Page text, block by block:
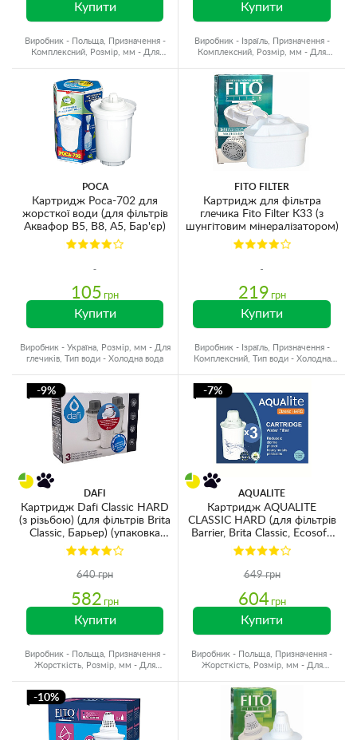
Купити
Виробник - Польща, Призначення -
Комплексний, Розмір, мм - Для
Купити
Виробник - Ізраїль, Призначення -
Комплексний, Розмір, мм - Для
РОСА
Картридж Роса-702 для
жорсткої води (для фільтрів
Аквафор В5, В8, А5, Бар'єр)
105 грн
Купити
Виробник - Україна, Розмір, мм - Для
глечиків, Тип води - Холодна вода
FITO FILTER
Картридж для фільтра
глечика Fito Filter К33 (з
шунгітовим мінералізатором)
219 грн
Купити
Виробник - Ізраїль, Призначення -
Комплексний, Тип води - Холодна
-9%
DAFI
Картридж Dafi Classic HARD
(з різьбою) (для фільтрів Brita
Classic, Барьер) (упаковка
3шт)
640 грн
582 грн
Купити
Виробник - Польща, Призначення -
Жорсткість, Розмір, мм - Для
-7%
AQUALITE
Картридж AQUALITE
CLASSIC HARD (для фільтрів
Barrier, Brita Classic, Ecosoft,
Наша вода) для жорсткої
води (3шт)
649 грн
604 грн
Купити
Виробник - Польща, Призначення -
Жорсткість, Розмір, мм - Для
-10%